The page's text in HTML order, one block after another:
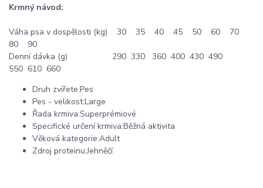
Krmný návod:
Váha psa v dospělosti (kg) 30 35 40 45 50 60 70
80 90
Denní dávka (g) 290 330 360 400 430 490
550 610 660
Druh zvířete:Pes
Pes - velikost:Large
Řada krmiva:Superprémiové
Specifické určení krmiva:Běžná aktivita
Věková kategorie:Adult
Zdroj proteinu:Jehněčí